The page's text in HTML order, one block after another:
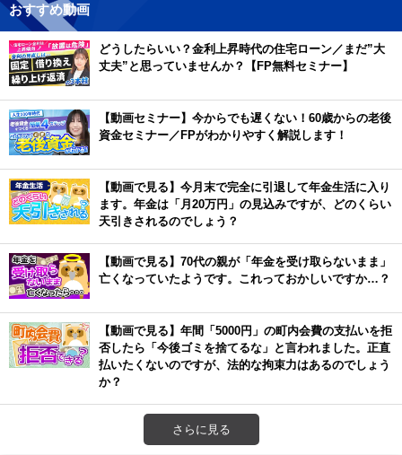
おすすめ動画
どうしたらいい？金利上昇時代の住宅ローン／まだ”大
丈夫”と思っていませんか？【FP無料セミナー】
【動画セミナー】今からでも遅くない！60歳からの老後
資金セミナー／FPがわかりやすく解説します！
【動画で見る】今月末で完全に引退して年金生活に入り
ます。年金は「月20万円」の見込みですが、どのくらい
天引きされるのでしょう？
【動画で見る】70代の親が「年金を受け取らないまま」
亡くなっていたようです。これっておかしいですか…？
【動画で見る】年間「5000円」の町内会費の支払いを拒
否したら「今後ゴミを捨てるな」と言われました。正直
払いたくないのですが、法的な拘束力はあるのでしょう
か？
さらに見る